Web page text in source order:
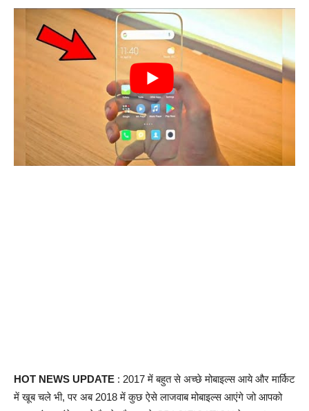
HOT NEWS UPDATE : 2017 में बहुत से अच्छे मोबाइल्स आये और मार्किट
में खूब चले भी, पर अब 2018 में कुछ ऐसे लाजवाब मोबाइल्स आएंगे जो आपको